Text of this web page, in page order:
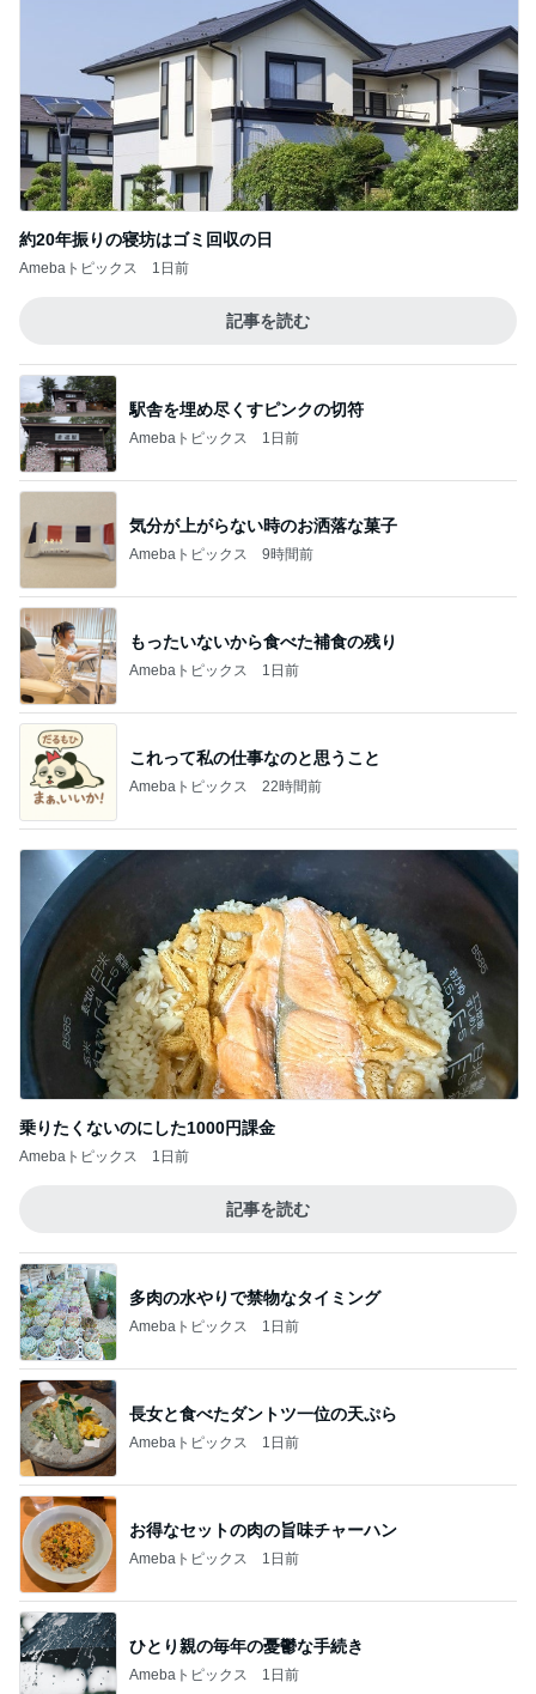
約20年振りの寝坊はゴミ回収の日
Amebaトピックス 1日前
記事を読む
駅舎を埋め尽くすピンクの切符
Amebaトピックス 1日前
気分が上がらない時のお洒落な菓子
Amebaトピックス 9時間前
もったいないから食べた補食の残り
Amebaトピックス 1日前
これって私の仕事なのと思うこと
Amebaトピックス 22時間前
乗りたくないのにした1000円課金
Amebaトピックス 1日前
記事を読む
多肉の水やりで禁物なタイミング
Amebaトピックス 1日前
長女と食べたダントツ一位の天ぷら
Amebaトピックス 1日前
お得なセットの肉の旨味チャーハン
Amebaトピックス 1日前
ひとり親の毎年の憂鬱な手続き
Amebaトピックス 1日前